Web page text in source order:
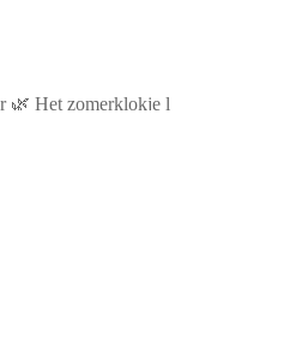
🌿 Het zomerklokje l